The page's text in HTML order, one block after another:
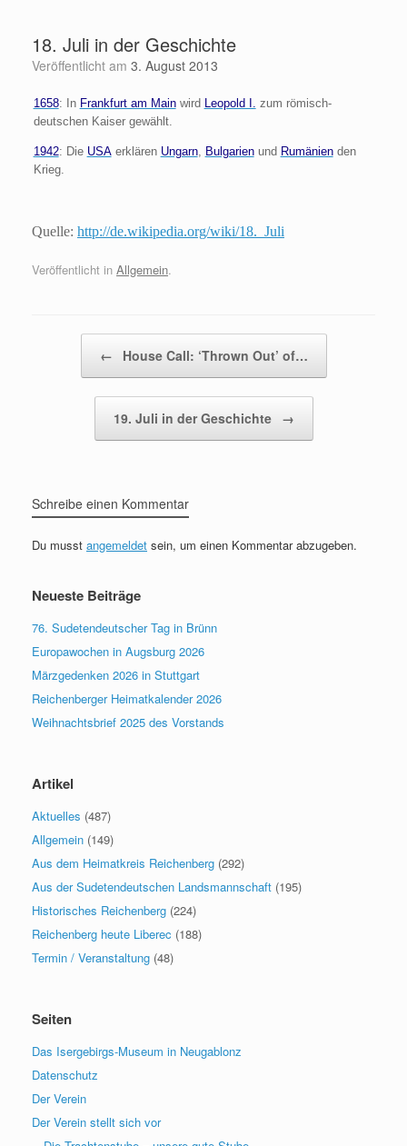
springen18. Juli in der Geschichte
Veröffentlicht am 3. August 2013
1658: In Frankfurt am Mainwird Leopold I. zum römisch-
deutschen Kaiser gewählt.
1942: Die USAerklären Ungarn, Bulgarienund Rumänienden
Krieg.
Quelle: http://de.wikipedia.org/wiki/18._Juli
Veröffentlicht in Allgemein.
← House Call: ‘Thrown Out’ of…
19. Juli in der Geschichte →
Schreibe einen Kommentar
Du musst angemeldet sein, um einen Kommentar abzugeben.
Neueste Beiträge
76. Sudetendeutscher Tag in Brünn
Europawochen in Augsburg 2026
Märzgedenken 2026 in Stuttgart
Reichenberger Heimatkalender 2026
Weihnachtsbrief 2025 des Vorstands
Artikel
Aktuelles (487)
Allgemein (149)
Aus dem Heimatkreis Reichenberg (292)
Aus der Sudetendeutschen Landsmannschaft (195)
Historisches Reichenberg (224)
Reichenberg heute Liberec (188)
Termin / Veranstaltung (48)
Seiten
Das Isergebirgs-Museum in Neugablonz
Datenschutz
Der Verein
Der Verein stellt sich vor